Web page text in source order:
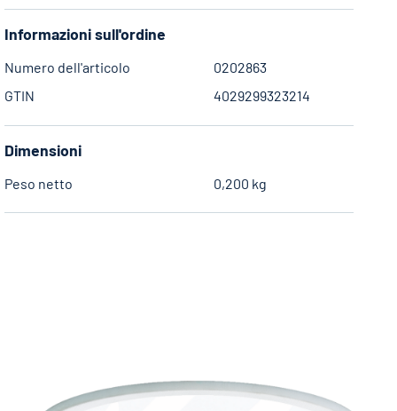
Informazioni sull'ordine
Numero dell'articolo
0202863
GTIN
4029299323214
Dimensioni
Peso netto 0,200 kg